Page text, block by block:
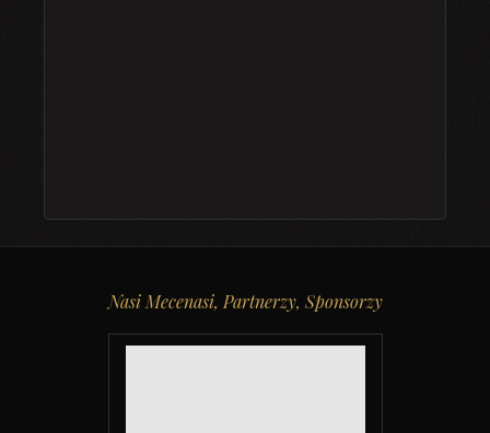
Nasi Mecenasi, Partnerzy, Sponsorzy